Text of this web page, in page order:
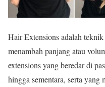
Hair Extensions adalah
menambah panjang atau
extensions yang beredar di
hingga sementara, serta yang